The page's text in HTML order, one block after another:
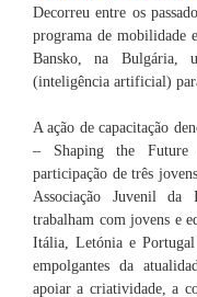
Decorreu entre os
programa de mobilidade
Bansko, na Bulgária,
(inteligência artificial)
A ação de capacitação
– Shaping the
participação de três
Associação Juvenil da
trabalham com jovens e
Itália, Letónia e
empolgantes da
apoiar a criatividade, a